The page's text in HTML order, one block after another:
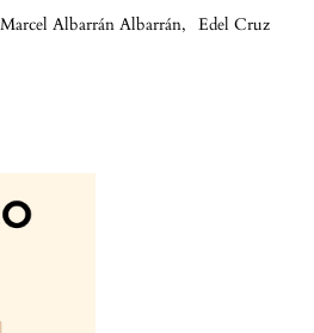
Marcel Albarrán Albarrán, Edel Cruz